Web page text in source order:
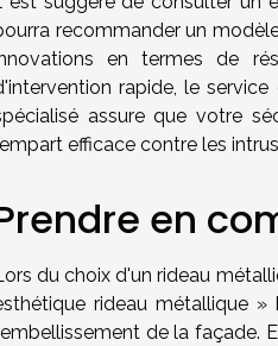
recommander un
en termes de
rapide, le service
assure que votre
efficace contre les
en
du choix d'un rideau
rideau métallique
de la façade.